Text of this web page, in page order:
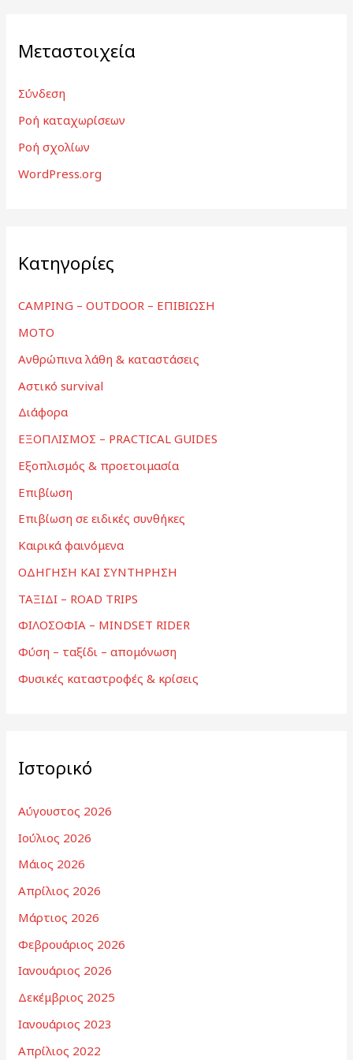
Μεταστοιχεία
Σύνδεση
Ροή καταχωρίσεων
Ροή σχολίων
WordPress.org
Kατηγορίες
CAMPING – OUTDOOR – ΕΠΙΒΙΩΣΗ
MOTO
Ανθρώπινα λάθη & καταστάσεις
Αστικό survival
Διάφορα
ΕΞΟΠΛΙΣΜΟΣ – PRACTICAL GUIDES
Εξοπλισμός & προετοιμασία
Επιβίωση
Επιβίωση σε ειδικές συνθήκες
Καιρικά φαινόμενα
ΟΔΗΓΗΣΗ ΚΑΙ ΣΥΝΤΗΡΗΣΗ
ΤΑΞΙΔΙ – ROAD TRIPS
ΦΙΛΟΣΟΦΙΑ – MINDSET RIDER
Φύση – ταξίδι – απομόνωση
Φυσικές καταστροφές & κρίσεις
Ιστορικό
Αύγουστος 2026
Ιούλιος 2026
Μάιος 2026
Απρίλιος 2026
Μάρτιος 2026
Φεβρουάριος 2026
Ιανουάριος 2026
Δεκέμβριος 2025
Ιανουάριος 2023
Απρίλιος 2022